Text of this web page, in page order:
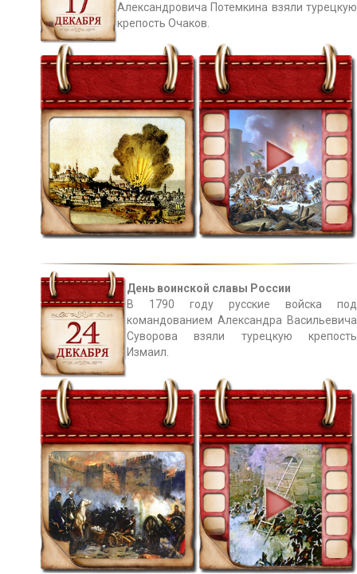
Александровича Потемкина взяли турецкую
крепость Очаков.
День воинской славы России
В 1790 году русские войска под
командованием Александра Васильевича
Суворова взяли турецкую крепость
Измаил.